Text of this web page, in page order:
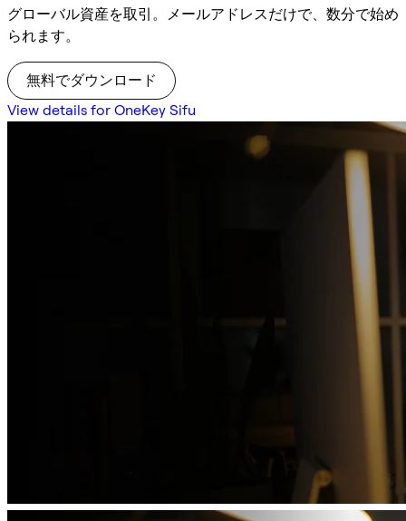
グローバル資産を取引。メールアドレスだけで、数分で始め
られます。
無料でダウンロード
View details for OneKey Sifu